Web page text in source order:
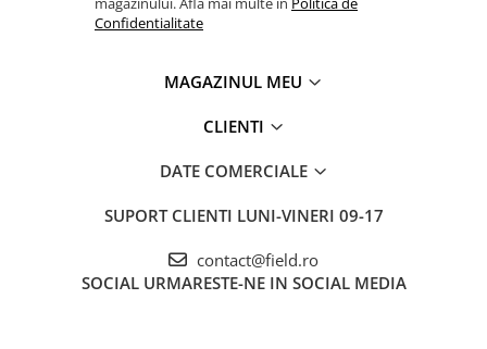
Confidentialitate
MAGAZINUL MEU
CLIENTI
DATE COMERCIALE
SUPORT CLIENTI LUNI-VINERI 09-17
contact@field.ro
SOCIAL URMARESTE-NE IN SOCIAL MEDIA